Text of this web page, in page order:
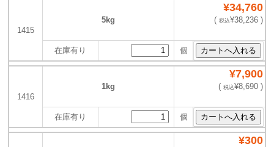
1415
5kg
¥34,760
( 税込¥38,236 )
在庫有り 個
1416
1kg
¥7,900
( 税込¥8,690 )
在庫有り 個
¥300